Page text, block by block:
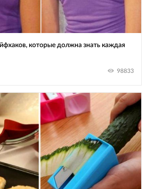
которые должна знать каждая
98833